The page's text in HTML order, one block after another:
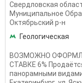
Свердловская
Муниципальное
Октябрьский р-н
Геологическая
ВОЗМОЖНО
СТАВКЕ 6%
панорамными